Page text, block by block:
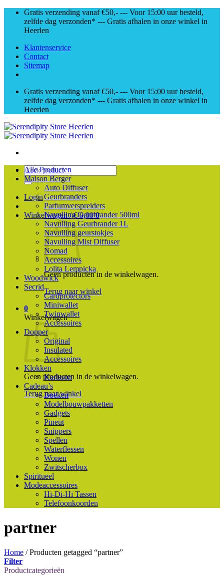
Skip
content
Gratis verzending vanaf €50,- --- Voor 15:00 uur besteld,
zelfde dag verzonden* --- Gratis afhalen in onze winkel in
Heerlen
Klantenservice
Contact
Sitemap
Gratis verzending vanaf €50,- --- Voor 15:00 uur besteld,
zelfde dag verzonden* --- Gratis afhalen in onze winkel in
Heerlen
Zoeken
naar:
Login
Winkelwagen /€0,00 0
Geen producten in de winkelwagen.
Terug naar winkel
0
Winkelwagen
Geen producten in de winkelwagen.
Terug naar winkel
Alle Producten
Maison Berger
Auto Diffuser
Geurbranders
Parfumverspreiders
Navulling Geurbrander 500ml
Navulling Geurbrander 1L
Navulling geurstokjes
Navulling Mist Diffuser
Nomad
Accessoires
Lolita Lempicka
Woodwick
Secrid
Cardprotectors
Miniwallet
Twinwallet
Accessoires
Dopper
Original
Insulated
Accessoires
Klokken
Karlsson
Cadeau’s
Boeken
Modelbouwpakketten
Gadgets
Pineut
Snippers
Spellen
Waterflessen
Wonen
Zwitscherbox
Spiritueel
Modeaccessoires
Hi-Di-Hi Tassen
Telefoonkoorden
partner
Home /Producten getagged “partner”
Filter
Productcategorieën